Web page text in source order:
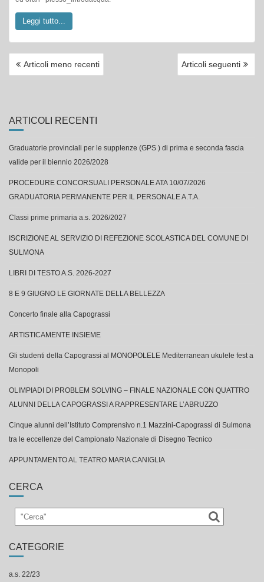
Leggi tutto...
NAVIGAZIONE
ARTICOLI
Articoli meno recenti Articoli seguenti
ARTICOLI RECENTI
Graduatorie provinciali per le supplenze (GPS ) di prima e seconda fascia
valide per il biennio 2026/2028
PROCEDURE CONCORSUALI PERSONALE ATA 10/07/2026
GRADUATORIA PERMANENTE PER IL PERSONALE A.T.A.
Classi prime primaria a.s. 2026/2027
ISCRIZIONE AL SERVIZIO DI REFEZIONE SCOLASTICA DEL COMUNE DI
SULMONA
LIBRI DI TESTO A.S. 2026-2027
8 E 9 GIUGNO LE GIORNATE DELLA BELLEZZA
Concerto finale alla Capograssi
ARTISTICAMENTE INSIEME
Gli studenti della Capograssi al MONOPOLELE Mediterranean ukulele fest a
Monopoli
OLIMPIADI DI PROBLEM SOLVING – FINALE NAZIONALE CON QUATTRO
ALUNNI DELLA CAPOGRASSI A RAPPRESENTARE L’ABRUZZO
Cinque alunni dell’Istituto Comprensivo n.1 Mazzini-Capograssi di Sulmona
tra le eccellenze del Campionato Nazionale di Disegno Tecnico
APPUNTAMENTO AL TEATRO MARIA CANIGLIA
CERCA
CATEGORIE
a.s. 22/23